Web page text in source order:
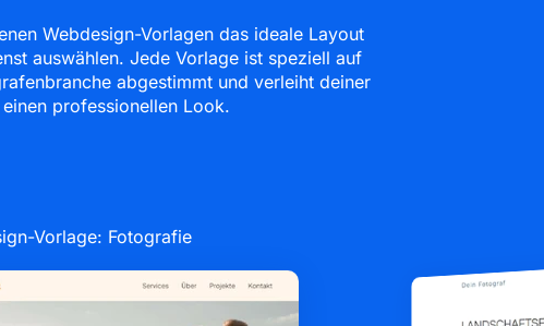
Webdesign-Vorlagen das ideale Layout
auswählen. Jede Vorlage ist speziell auf
abgestimmt und verleiht deiner
professionellen Look.
Vorlage: Fotografie